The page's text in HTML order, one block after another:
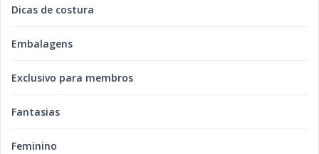
Dicas de costura
Embalagens
Exclusivo para membros
Fantasias
Feminino